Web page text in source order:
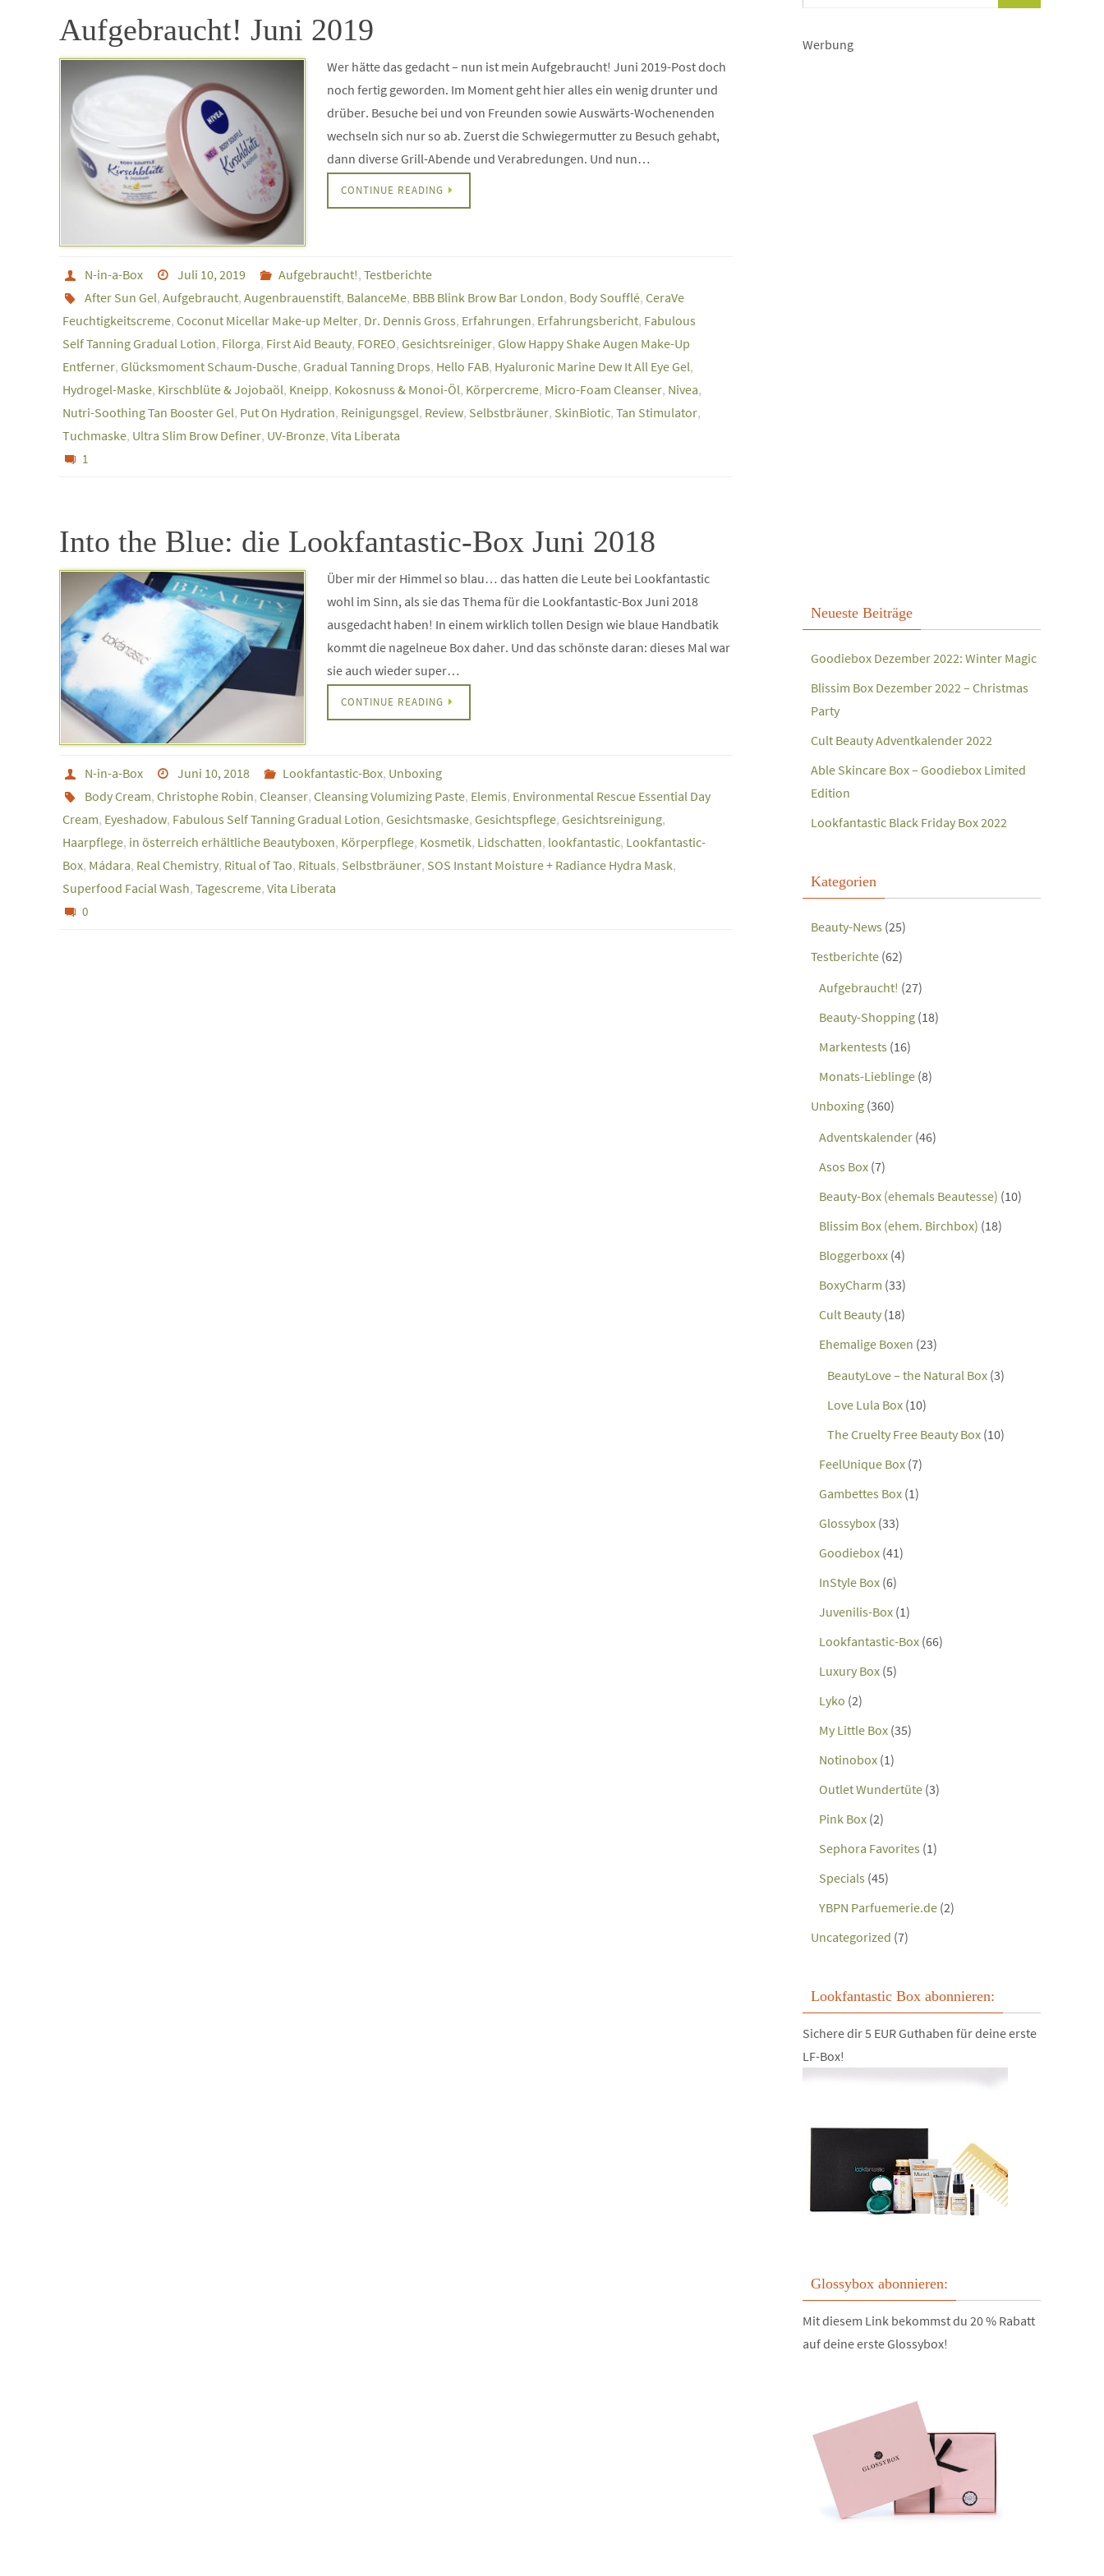
Aufgebraucht! Juni 2019
Wer hätte das gedacht – nun ist mein Aufgebraucht! Juni 2019-Post doch
noch fertig geworden. Im Moment geht hier alles ein wenig drunter und
drüber. Besuche bei und von Freunden sowie Auswärts-Wochenenden
wechseln sich nur so ab. Zuerst die Schwiegermutter zu Besuch gehabt,
dann diverse Grill-Abende und Verabredungen. Und nun…
CONTINUE READING
N-in-a-Box Juli 10, 2019 Aufgebraucht!,Testberichte
After Sun Gel, Aufgebraucht, Augenbrauenstift, BalanceMe, BBB Blink Brow Bar London, Body Soufflé, CeraVe
Feuchtigkeitscreme, Coconut Micellar Make-up Melter, Dr. Dennis Gross, Erfahrungen, Erfahrungsbericht, Fabulous
Self Tanning Gradual Lotion, Filorga, First Aid Beauty, FOREO, Gesichtsreiniger, Glow Happy Shake Augen Make-Up
Entferner, Glücksmoment Schaum-Dusche, Gradual Tanning Drops, Hello FAB, Hyaluronic Marine Dew It All Eye Gel,
Hydrogel-Maske, Kirschblüte & Jojobaöl, Kneipp, Kokosnuss & Monoi-Öl, Körpercreme, Micro-Foam Cleanser, Nivea,
Nutri-Soothing Tan Booster Gel, Put On Hydration, Reinigungsgel, Review, Selbstbräuner, SkinBiotic, Tan Stimulator,
Tuchmaske, Ultra Slim Brow Definer, UV-Bronze, Vita Liberata
1
Into the Blue: die Lookfantastic-Box Juni 2018
Über mir der Himmel so blau… das hatten die Leute bei Lookfantastic
wohl im Sinn, als sie das Thema für die Lookfantastic-Box Juni 2018
ausgedacht haben! In einem wirklich tollen Design wie blaue Handbatik
kommt die nagelneue Box daher. Und das schönste daran: dieses Mal war
sie auch wieder super…
CONTINUE READING
N-in-a-Box Juni 10, 2018 Lookfantastic-Box, Unboxing
Body Cream, Christophe Robin, Cleanser, Cleansing Volumizing Paste, Elemis, Environmental Rescue Essential Day
Cream, Eyeshadow, Fabulous Self Tanning Gradual Lotion, Gesichtsmaske, Gesichtspflege, Gesichtsreinigung,
Haarpflege, in österreich erhältliche Beautyboxen, Körperpflege, Kosmetik, Lidschatten, lookfantastic, Lookfantastic-
Box, Mádara, Real Chemistry, Ritual of Tao, Rituals, Selbstbräuner, SOS Instant Moisture + Radiance Hydra Mask,
Superfood Facial Wash, Tagescreme, Vita Liberata
0
Werbung
Neueste Beiträge
Goodiebox Dezember 2022: Winter Magic
Blissim Box Dezember 2022 – Christmas
Party
Cult Beauty Adventkalender 2022
Able Skincare Box – Goodiebox Limited
Edition
Lookfantastic Black Friday Box 2022
Kategorien
Beauty-News (25)
Testberichte (62)
Aufgebraucht! (27)
Beauty-Shopping (18)
Markentests (16)
Monats-Lieblinge (8)
Unboxing (360)
Adventskalender (46)
Asos Box (7)
Beauty-Box (ehemals Beautesse) (10)
Blissim Box (ehem. Birchbox) (18)
Bloggerboxx (4)
BoxyCharm (33)
Cult Beauty (18)
Ehemalige Boxen (23)
BeautyLove – the Natural Box (3)
Love Lula Box (10)
The Cruelty Free Beauty Box (10)
FeelUnique Box (7)
Gambettes Box (1)
Glossybox (33)
Goodiebox (41)
InStyle Box (6)
Juvenilis-Box (1)
Lookfantastic-Box (66)
Luxury Box (5)
Lyko (2)
My Little Box (35)
Notinobox (1)
Outlet Wundertüte (3)
Pink Box (2)
Sephora Favorites (1)
Specials (45)
YBPN Parfuemerie.de (2)
Uncategorized (7)
Lookfantastic Box abonnieren:
Sichere dir 5 EUR Guthaben für deine erste
LF-Box!
Glossybox abonnieren:
Mit diesem Link bekommst du 20 % Rabatt
auf deine erste Glossybox!